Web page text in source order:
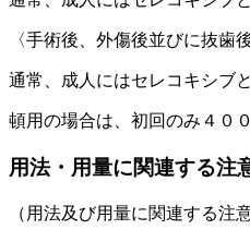
〈手術後、外傷後並びに抜歯
通常、成人にはセレコキシブ
頓用の場合は、初回のみ４０
用法・用量に関連する注
（用法及び用量に関連する注意